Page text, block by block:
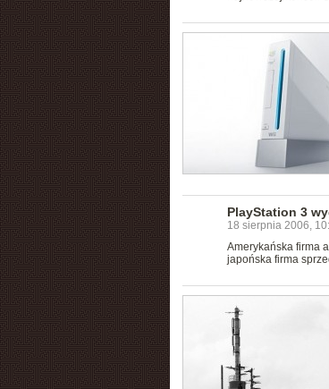
PlayStation 3
18 sierpnia 2006,
Amerykańska firma
japońska firma